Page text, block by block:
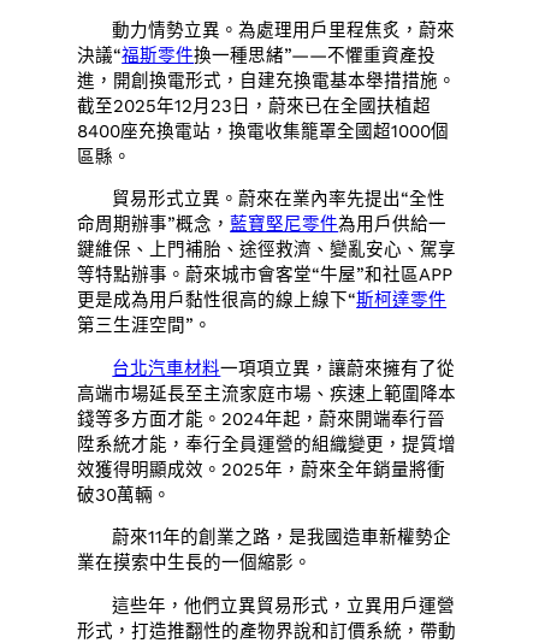
動力情勢立異。為處理用戶里程焦炙，蔚來
決議“福斯零件換一種思緒”——不懼重資產投
進，開創換電形式，自建充換電基本舉措措施。
截至2025年12月23日，蔚來已在全國扶植超
8400座充換電站，換電收集籠罩全國超1000個
區縣。
貿易形式立異。蔚來在業內率先提出“全性
命周期辦事”概念，藍寶堅尼零件為用戶供給一
鍵維保、上門補胎、途徑救濟、變亂安心、駕享
等特點辦事。蔚來城市會客堂“牛屋”和社區APP
更是成為用戶黏性很高的線上線下“斯柯達零件
第三生涯空間”。
台北汽車材料一項項立異，讓蔚來擁有了從
高端市場延長至主流家庭市場、疾速上範圍降本
錢等多方面才能。2024年起，蔚來開端奉行晉
陞系統才能，奉行全員運營的組織變更，提質增
效獲得明顯成效。2025年，蔚來全年銷量將衝
破30萬輛。
蔚來11年的創業之路，是我國造車新權勢企
業在摸索中生長的一個縮影。
這些年，他們立異貿易形式，立異用戶運營
形式，打造推翻性的產物界說和訂價系統，帶動